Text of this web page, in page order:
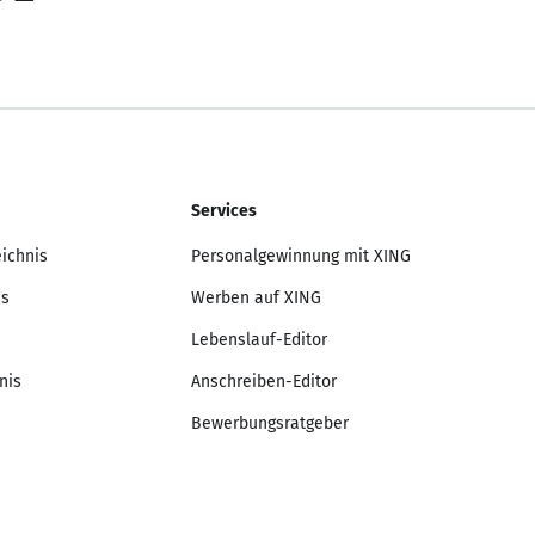
Services
Personalgewinnung mit XING
Werben auf XING
Lebenslauf-Editor
Anschreiben-Editor
Bewerbungsratgeber